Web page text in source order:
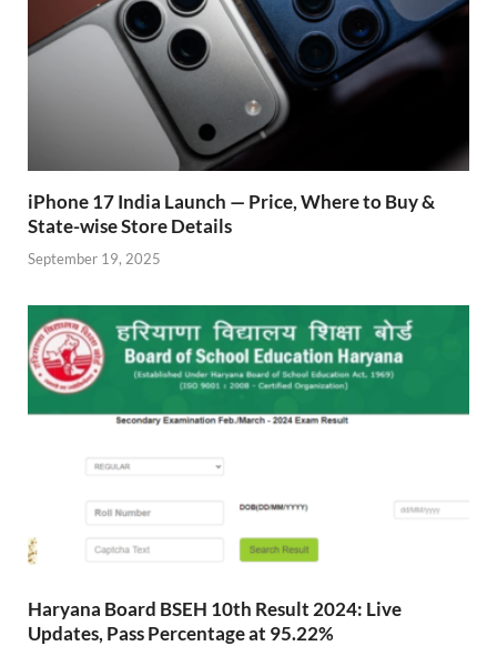
iPhone 17 India Launch — Price, Where to Buy &
State-wise Store Details
September 19, 2025
Haryana Board BSEH 10th Result 2024: Live
Updates, Pass Percentage at 95.22%